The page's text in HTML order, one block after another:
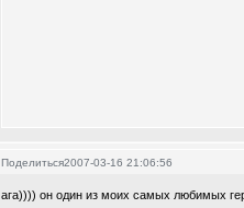
Поделиться2007-03-16 21:06:56
ага)))) он один из моих самых